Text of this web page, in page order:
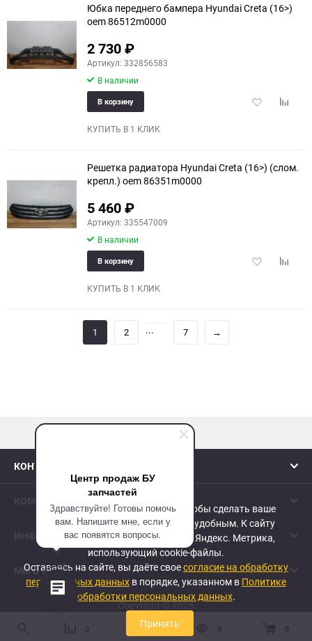
Центр продаж БУ
запчастей
Здравствуйте! Готовы помочь
вам. Напишите мне, если у
вас появятся вопросы.
Юбка переднего бампера Hyundai Creta (16>)
oem 86512m0000
2 730₽
Артикул: 332856583
В наличии
Добавить
В корзину
КУПИТЬ В 1 КЛИК
Решетка радиатора Hyundai Creta (16>) (слом.
крепл.) oem 86351m0000
5 460₽
Артикул: 335547009
В наличии
Добавить
В корзину
КУПИТЬ В 1 КЛИК
1 2 ... 7 →
КОНТАКТЫ
ИНФОРМАЦИЯ
МЫ В СЕТИ
Copyright © 2026
0 0 0 0
Сайт использует cookie-файлы, чтобы сделать ваше
пребывание на нем максимально удобным. К cайту
подключен сервис веб-аналитики Яндекс. Метрика,
использующий cookie-файлы.
Оставаясь на сайте, вы даёте своесогласие на обработку
персональных данных в порядке, указанном в Политике
обработки персональных данных.
Принять